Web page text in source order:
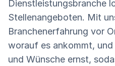
Dienstleistungsbranche
Stellenangeboten. Mit
Branchenerfahrung vor
worauf es ankommt, und
und Wünsche ernst,